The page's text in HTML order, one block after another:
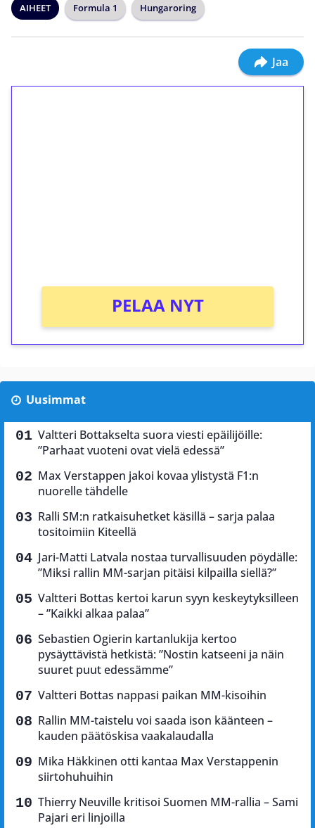
AIHEET Formula 1 Hungaroring
Jaa
PELAA NYT
Uusimmat
Valtteri Bottakselta suora viesti epäilijöille:
”Parhaat vuoteni ovat vielä edessä”
Max Verstappen jakoi kovaa ylistystä F1:n
nuorelle tähdelle
Ralli SM:n ratkaisuhetket käsillä – sarja palaa
tositoimiin Kiteellä
Jari-Matti Latvala nostaa turvallisuuden pöydälle:
”Miksi rallin MM-sarjan pitäisi kilpailla siellä?”
Valtteri Bottas kertoi karun syyn keskeytyksilleen
– ”Kaikki alkaa palaa”
Sebastien Ogierin kartanlukija kertoo
pysäyttävistä hetkistä: ”Nostin katseeni ja näin
suuret puut edessämme”
Valtteri Bottas nappasi paikan MM-kisoihin
Rallin MM-taistelu voi saada ison käänteen –
kauden päätöskisa vaakalaudalla
Mika Häkkinen otti kantaa Max Verstappenin
siirtohuhuihin
Thierry Neuville kritisoi Suomen MM-rallia – Sami
Pajari eri linjoilla